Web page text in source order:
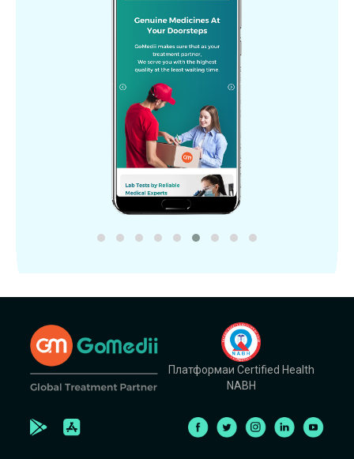
Платформаи Certified Health
NABH